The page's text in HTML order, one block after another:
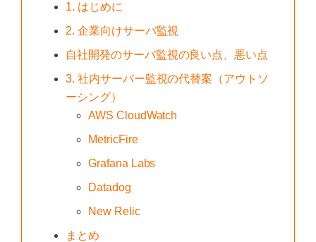
1. はじめに
2. 企業向けサーバ監視
自社開発のサーバ監視の良い点、悪い点
3. 社内サーバー監視の代替案（アウトソ
ーシング）
AWS CloudWatch
MetricFire
Grafana Labs
Datadog
New Relic
まとめ